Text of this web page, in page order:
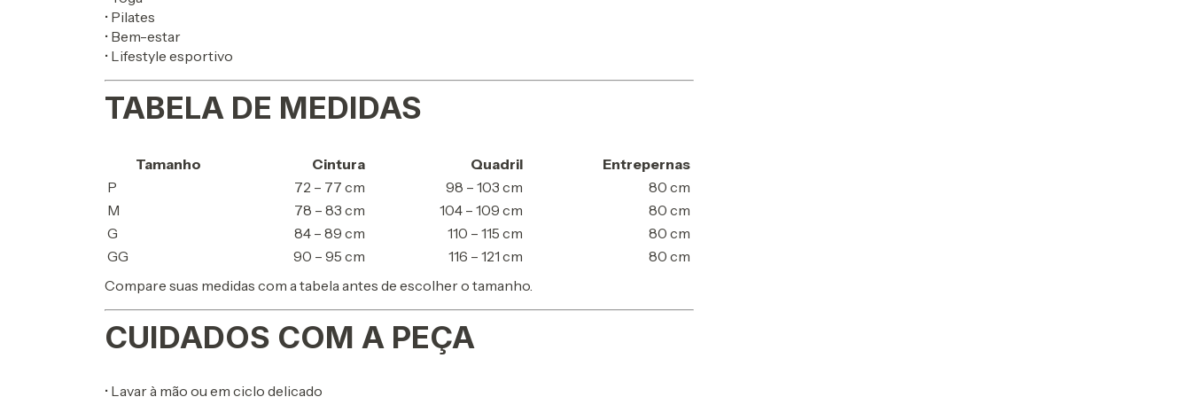
• Pilates
• Bem-estar
• Lifestyle esportivo
TABELA DE MEDIDAS
Tamanho Cintura Quadril
Entrepernas
P
72 – 77 cm 98 – 103 cm
80 cm
M
78 – 83 cm 104 – 109 cm
80 cm
G
84 – 89 cm 110 – 115 cm
80 cm
GG
90 – 95 cm 116 – 121 cm
80 cm
Compare suas medidas com a tabela antes de escolher o tamanho.
CUIDADOS COM A PEÇA
• Lavar à mão ou em ciclo delicado